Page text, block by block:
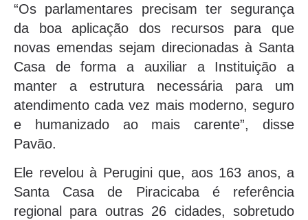
“Os parlamentares precisam ter segurança
da boa aplicação dos recursos para que
novas emendas sejam direcionadas à Santa
Casa de forma a auxiliar a Instituição a
manter a estrutura necessária para um
atendimento cada vez mais moderno, seguro
e humanizado ao mais carente”, disse
Pavão.
Ele revelou à Perugini que, aos 163 anos, a
Santa Casa de Piracicaba é referência
regional para outras 26 cidades, sobretudo